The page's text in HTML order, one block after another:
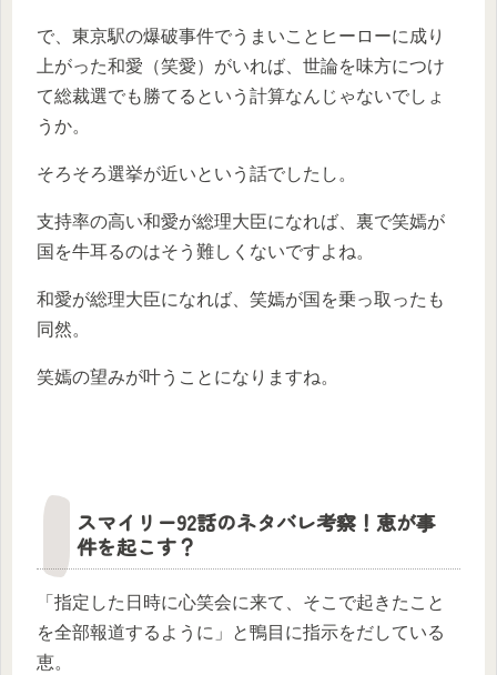
で、東京駅の爆破事件でうまいことヒーローに成り
上がった和愛（笑愛）がいれば、世論を味方につけ
て総裁選でも勝てるという計算なんじゃないでしょ
うか。
そろそろ選挙が近いという話でしたし。
支持率の高い和愛が総理大臣になれば、裏で笑嫣が
国を牛耳るのはそう難しくないですよね。
和愛が総理大臣になれば、笑嫣が国を乗っ取ったも
同然。
笑嫣の望みが叶うことになりますね。
スマイリー92話のネタバレ考察！恵が事
件を起こす？
「指定した日時に心笑会に来て、そこで起きたこと
を全部報道するように」と鴨目に指示をだしている
恵。